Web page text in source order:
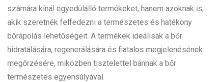
számára kínál egyedülálló termékeket, hanem azoknak is,
akik szeretnék felfedezni a természetes és hatékony
bőrápolás lehetőségeit. A termékek ideálisak a bőr
hidratálására, regenerálására és fiatalos megjelenésének
megőrzésére, miközben tisztelettel bánnak a bőr
természetes egyensúlyával.